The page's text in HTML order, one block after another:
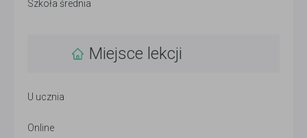
Szkoła średnia
Miejsce lekcji
U ucznia
Online